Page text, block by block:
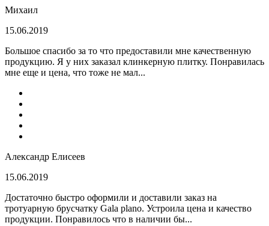
Михаил
15.06.2019
Большое спасибо за то что предоставили мне качественную
продукцию. Я у них заказал клинкерную плитку. Понравилась
мне еще и цена, что тоже не мал...
Александр Елисеев
15.06.2019
Достаточно быстро оформили и доставили заказ на
тротуарную брусчатку Gala plano. Устроила цена и качество
продукции. Понравилось что в наличии бы...